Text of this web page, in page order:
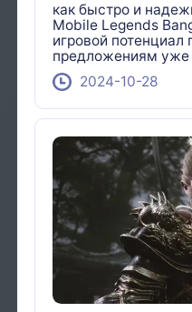
как быстро и
Mobile Legends
игровой
предложениям уже
2024-10-28